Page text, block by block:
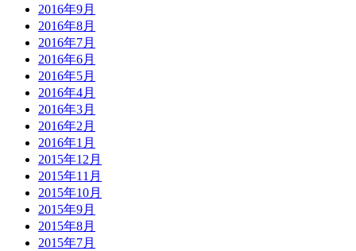
2016年9月
2016年8月
2016年7月
2016年6月
2016年5月
2016年4月
2016年3月
2016年2月
2016年1月
2015年12月
2015年11月
2015年10月
2015年9月
2015年8月
2015年7月